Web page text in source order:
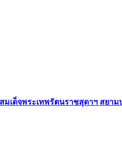
เด็จพระเทพรัตนราชสุดาฯ สยา